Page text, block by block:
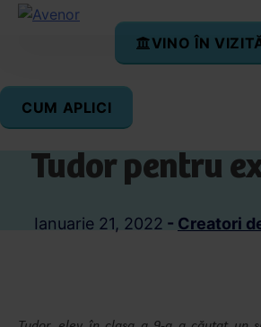
Bursa Avenor –
Tudor pentru
Ianuarie 21, 2022 - Creatori
VINO ÎN
CUM APLICI